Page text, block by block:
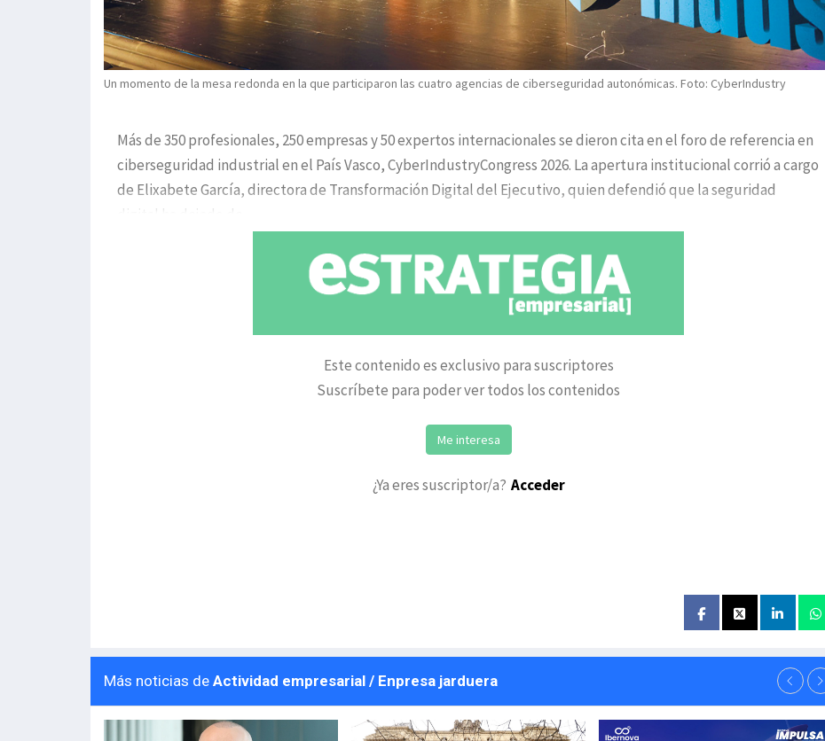
Un momento de la mesa redonda en la que participaron las cuatro agencias de ciberseguridad autonómicas. Foto: CyberIndustry
Más de 350 profesionales, 250 empresas y 50 expertos internacionales se dieron cita en el foro de referencia en
ciberseguridad industrial en el País Vasco, CyberIndustryCongress 2026. La apertura institucional corrió a cargo
de Elixabete García, directora de Transformación Digital del Ejecutivo, quien defendió que la seguridad
digital ha dejado de
Este contenido es exclusivo para suscriptores
Suscríbete para poder ver todos los contenidos
Me interesa
¿Ya eres suscriptor/a? Acceder
Más noticias de Actividad empresarial / Enpresa jarduera